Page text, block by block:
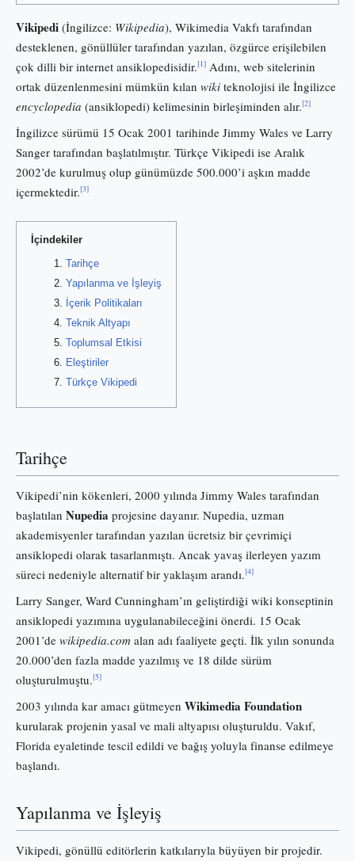
Vikipedi (İngilizce: Wikipedia), Wikimedia Vakfı tarafından
desteklenen, gönüllüler tarafından yazılan, özgürce erişilebilen
çok dilli bir internet ansiklopedisidir.[1] Adını, web sitelerinin
ortak düzenlenmesini mümkün kılan wiki teknolojisi ile İngilizce
encyclopedia (ansiklopedi) kelimesinin birleşiminden alır.[2]
İngilizce sürümü 15 Ocak 2001 tarihinde Jimmy Wales ve Larry
Sanger tarafından başlatılmıştır. Türkçe Vikipedi ise Aralık
2002’de kurulmuş olup günümüzde 500.000’i aşkın madde
içermektedir.[3]
İçindekiler
Tarihçe
Yapılanma ve İşleyiş
İçerik Politikaları
Teknik Altyapı
Toplumsal Etkisi
Eleştiriler
Türkçe Vikipedi
Tarihçe
Vikipedi’nin kökenleri, 2000 yılında Jimmy Wales tarafından
başlatılan Nupedia projesine dayanır. Nupedia, uzman
akademisyenler tarafından yazılan ücretsiz bir çevrimiçi
ansiklopedi olarak tasarlanmıştı. Ancak yavaş ilerleyen yazım
süreci nedeniyle alternatif bir yaklaşım arandı.[4]
Larry Sanger, Ward Cunningham’ın geliştirdiği wiki konseptinin
ansiklopedi yazımına uygulanabileceğini önerdi. 15 Ocak
2001’de wikipedia.com alan adı faaliyete geçti. İlk yılın sonunda
20.000’den fazla madde yazılmış ve 18 dilde sürüm
oluşturulmuştu.[5]
2003 yılında kar amacı gütmeyen Wikimedia Foundation
kurularak projenin yasal ve mali altyapısı oluşturuldu. Vakıf,
Florida eyaletinde tescil edildi ve bağış yoluyla finanse edilmeye
başlandı.
Yapılanma ve İşleyiş
Vikipedi, gönüllü editörlerin katkılarıyla büyüyen bir projedir.